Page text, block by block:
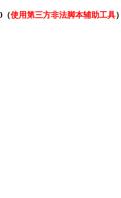
（使用第三方非法脚本辅助工具）